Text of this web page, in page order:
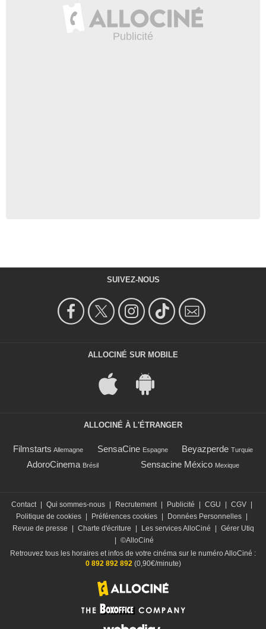
SUIVEZ-NOUS
ALLOCINÉ SUR MOBILE
ALLOCINÉ À L'ÉTRANGER
Filmstarts Allemagne SensaCine Espagne Beyazperde Turquie
AdoroCinema Brésil Sensacine México Mexique
Contact Qui sommes-nous Recrutement Publicité CGU CGV
Politique de cookies
Préférences cookies Données Personnelles
Revue de presse
Charte d'écriture Les services AlloCiné
Gérer Utiq
©AlloCiné
Retrouvez tous les horaires et infos de votre cinéma sur le numéro AlloCiné :
0 892 892 892(0,90€/minute)